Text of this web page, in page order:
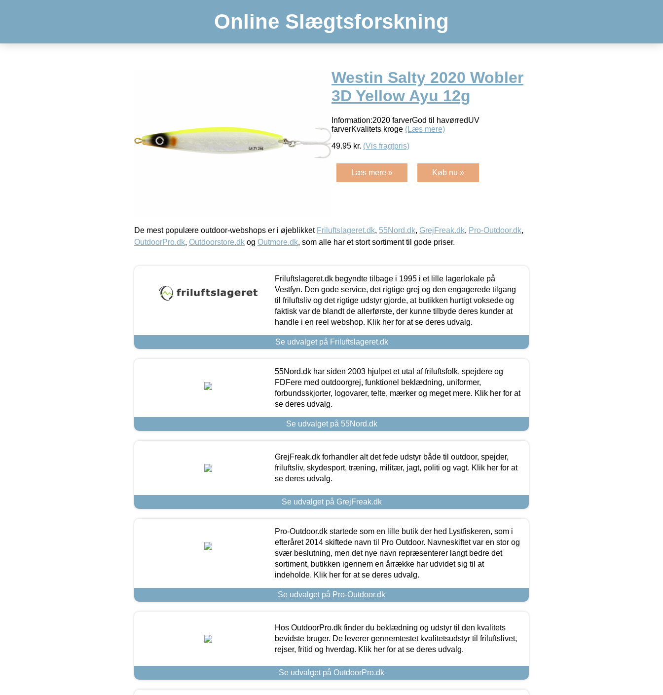
Online Slægtsforskning
Westin Salty 2020 Wobler
3D Yellow Ayu 12g
Information:2020 farverGod til havørredUV
farverKvalitets kroge (Læs mere)
49.95 kr. (Vis fragtpris)
Læs mere » Køb nu »
De mest populære outdoor-webshops er i øjeblikket Friluftslageret.dk, 55Nord.dk, GrejFreak.dk, Pro-Outdoor.dk,
OutdoorPro.dk, Outdoorstore.dk og Outmore.dk, som alle har et stort sortiment til gode priser.
Friluftslageret.dk begyndte tilbage i 1995 i et lille lagerlokale på
Vestfyn. Den gode service, det rigtige grej og den engagerede tilgang
til friluftsliv og det rigtige udstyr gjorde, at butikken hurtigt voksede og
faktisk var de blandt de allerførste, der kunne tilbyde deres kunder at
handle i en reel webshop. Klik her for at se deres udvalg.
Se udvalget på Friluftslageret.dk
55Nord.dk har siden 2003 hjulpet et utal af friluftsfolk, spejdere og
FDFere med outdoorgrej, funktionel beklædning, uniformer,
forbundsskjorter, logovarer, telte, mærker og meget mere. Klik her for at
se deres udvalg.
Se udvalget på 55Nord.dk
GrejFreak.dk forhandler alt det fede udstyr både til outdoor, spejder,
friluftsliv, skydesport, træning, militær, jagt, politi og vagt. Klik her for at
se deres udvalg.
Se udvalget på GrejFreak.dk
Pro-Outdoor.dk startede som en lille butik der hed Lystfiskeren, som i
efteråret 2014 skiftede navn til Pro Outdoor. Navneskiftet var en stor og
svær beslutning, men det nye navn repræsenterer langt bedre det
sortiment, butikken igennem en årrække har udvidet sig til at
indeholde. Klik her for at se deres udvalg.
Se udvalget på Pro-Outdoor.dk
Hos OutdoorPro.dk finder du beklædning og udstyr til den kvalitets
bevidste bruger. De leverer gennemtestet kvalitetsudstyr til friluftslivet,
rejser, fritid og hverdag. Klik her for at se deres udvalg.
Se udvalget på OutdoorPro.dk